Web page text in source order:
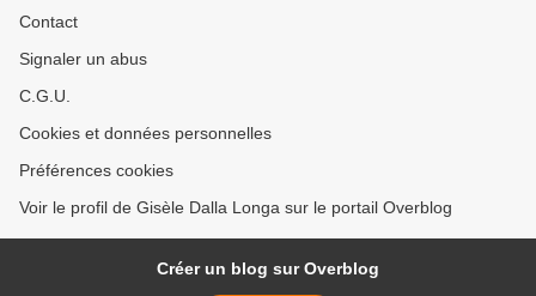
Contact
Signaler un abus
C.G.U.
Cookies et données personnelles
Préférences cookies
Voir le profil de Gisèle Dalla Longa sur le portail Overblog
Créer un blog sur Overblog